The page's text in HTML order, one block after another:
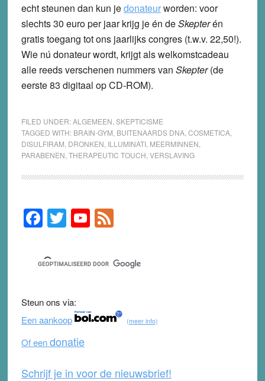
echt steunen dan kun jedonateurworden: voor
slechts 30 euro per jaar krijg je én deSkepterén
gratis toegang tot ons jaarlijks congres (t.w.v. 22,50!).
Wie nú donateur wordt, krijgt als welkomstcadeau
alle reeds verschenen nummers van Skepter(de
eerste 83 digitaal op CD-ROM).
FILED UNDER:ALGEMEEN SKEPTICISME
TAGGED WITH: BRAIN-GYM BUITENAARDS DNA, COSMETICA,
DISULFIRAM DRONKEN ILLUMINATI, MEERMINNEN
PARABENEN THERAPEUTIC TOUCH VERSLAVING
Primary
Sidebar
F
a
c
e
b
o
o
k
T
wi
tt
er
Y
o
u
T
b
e
F
e
d
Steun ons via:
Een aankoop
(meer info)
Of eendonatie
Schrijf je in voor de nieuwsbrief!